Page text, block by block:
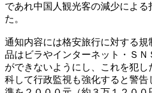
であれ中国人観光客の減少によ
た。
通知内容には格安旅行に対する
品はビラやインターネット・Ｓ
ができないようにし、これを犯
科して行政監視も強化すると警